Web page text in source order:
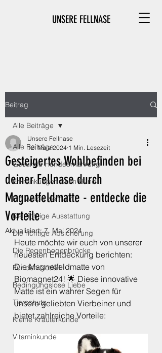
UNSERE FELLNASE
Beitrag
Alle Beiträge
Gesunde Hundeernährung
Erkrankungen beim Hund
Ein Welpe zieht ein
Die richtige Ausstattung
Die richtige Absicherung
Die Regenbogenbrücke
Für den Notfall
Bedingungslose Liebe
Tierschutz
Kleine Kräuterkunde
Vitaminkunde
Alle Beiträge
Gesteigertes Wohlbefinden bei
deiner Fellnase durch
Magnetfeldmatte - entdecke die
Vorteile
Unsere Fellnase
12. März 2024 1 Min. Lesezeit
Aktualisiert:7. Mai 2024
Heute möchte wir euch von unserer
neuesten Entdeckung berichten:
Die Magnetfeldmatte von
Biomagnet24! 🌟 Diese innovative
Matte ist ein wahrer Segen für
unsere geliebten Vierbeiner und
bietet zahlreiche Vorteile: